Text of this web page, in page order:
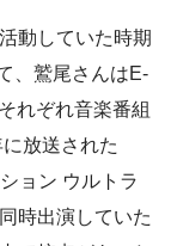
動していた時期
、鷲尾さんはE-
れぞれ音楽番組
放送された
ョン ウルトラ
時出演していた